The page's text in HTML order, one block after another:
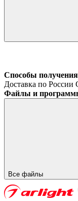
Способы получения
Доставка по России
Файлы и
Все файлы